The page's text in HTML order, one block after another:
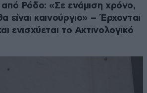
Ρόδο: «Σε ενάμιση χρόνο,
είναι καινούργιο» – Έρχονται
ενισχύεται το Ακτινολογικό